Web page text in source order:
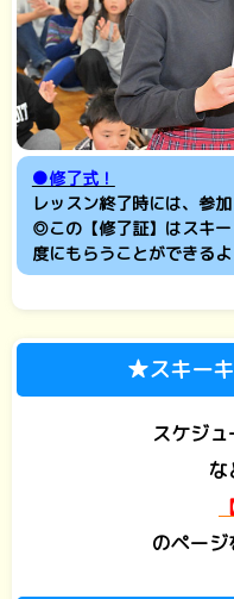
●修了式！
レッスン終了時には、参
◎この【修了証】はスキ
度にもらうことができる
★スキー
スケジ
な
のページ